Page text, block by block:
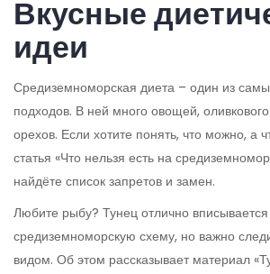
Вкусные
идеи
Средиземноморская диета – один из
подходов. В ней много овощей,
орехов. Если хотите понять, что можно, а
статья «Что нельзя есть на
найдёте список запретов и замен.
Любите рыбу? Тунец отлично
средиземноморскую схему, но важно
видом. Об этом рассказывает материал